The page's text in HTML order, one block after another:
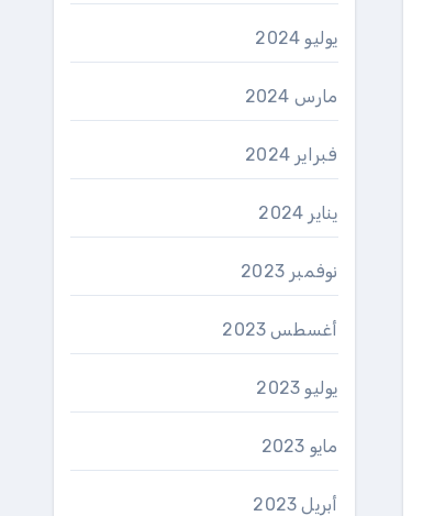
يوليو 2024
مارس 2024
فبراير 2024
يناير 2024
نوفمبر 2023
أغسطس 2023
يوليو 2023
مايو 2023
أبريل 2023